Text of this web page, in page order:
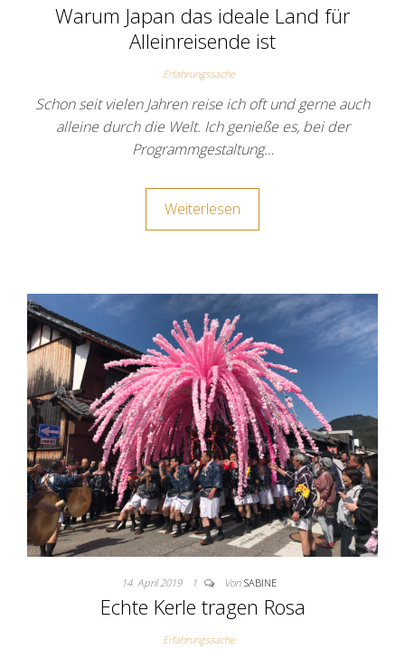
Warum Japan das ideale Land für
Alleinreisende ist
Erfahrungssache
Schon seit vielen Jahren reise ich oft und gerne auch
alleine durch die Welt. Ich genieße es, bei der
Programmgestaltung…
Weiterlesen
14. April 2019 1 Von SABINE
Echte Kerle tragen Rosa
Erfahrungssache